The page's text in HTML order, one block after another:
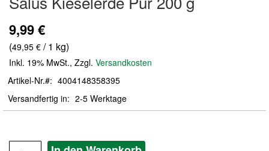
der
Bildergalerie
springen
9,99 €
(49,95 € / 1 kg)
Inkl. 19% MwSt., Zzgl. Versandkosten
Artikel-Nr.
4004148358395
Versandfertig in
2-5 Werktage